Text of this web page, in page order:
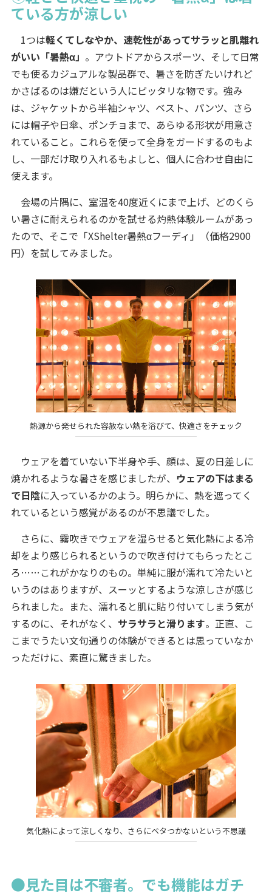
ている方が涼しい
1つは軽くてしなやか、速乾性があってサラッと肌離れ
がいい「暑熱α」 。アウトドアからスポーツ、そして日常
でも使るカジュアルな製品群で、暑さを防ぎたいけれど
かさばるのは嫌だという人にピッタリな物です。強み
は、ジャケットから半袖シャツ、ベスト、パンツ、さら
には帽子や日傘、ポンチョまで、あらゆる形状が用意さ
れていること。これらを使って全身をガードするのもよ
し、一部だけ取り入れるもよしと、個人に合わせ自由に
使えます。
会場の片隅に、室温を40度近くにまで上げ、どのくら
い暑さに耐えられるのかを試せる灼熱体験ルームがあっ
たので、そこで「XShelter暑熱αフーディ」（価格2900
円）を試してみました。
熱源から発せられた容赦ない熱を浴びて、快適さをチェック
ウェアを着ていない下半身や手、顔は、夏の日差しに
焼かれるような暑さを感じましたが、 ウェアの下はまる
で日陰に入っているかのよう。明らかに、熱を遮ってく
れているという感覚があるのが不思議でした。
さらに、霧吹きでウェアを湿らせると気化熱による冷
却をより感じられるというので吹き付けてもらったとこ
ろ……これがかなりのもの。単純に服が濡れて冷たいと
いうのはありますが、スーッとするような涼しさが感じ
られました。また、濡れると肌に貼り付いてしまう気が
するのに、それがなく、 サラサラと滑ります。正直、こ
こまでうたい文句通りの体験ができるとは思っていなか
っただけに、素直に驚きました。
気化熱によって涼しくなり、さらにベタつかないという不思議
●見た目は不審者。でも機能はガチ